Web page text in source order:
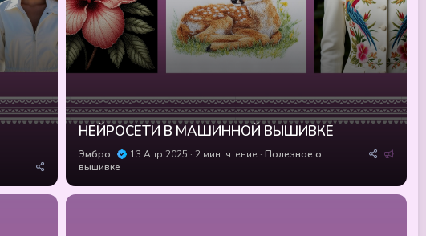
е
НЕЙРОСЕТИ В МАШИННОЙ ВЫШИВКЕ
Р
о
Эмбро 13 Апр 2025 2 мин. чтение
Полезное о
вышивке